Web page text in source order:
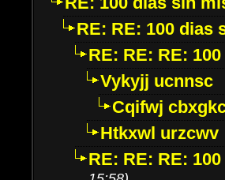
RE: RE: 100 dias
RE: RE: RE:
Vykyjj ucnnsc
Cqifwj
Htkxwl urzcwv
RE: RE: RE: